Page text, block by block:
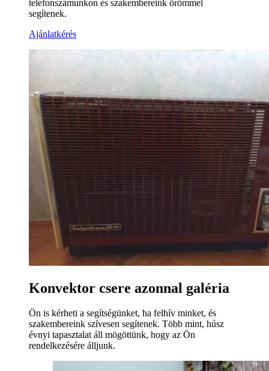
telefonszámunkon és szakembereink örömmel
segítenek.
Ajánlatkérés
Konvektor csere azonnal galéria
Ön is kérheti a segítségünket, ha felhív minket, és
szakembereink szívesen segítenek. Több mint, húsz
évnyi tapasztalat áll mögöttünk, hogy az Ön
rendelkezésére álljunk.